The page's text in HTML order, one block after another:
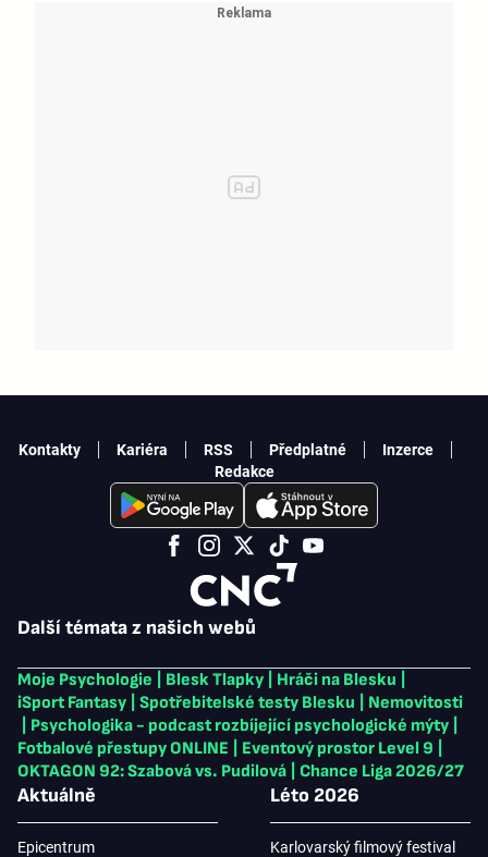
Další témata z našich webů
Moje Psychologie Blesk Tlapky Hráči na Blesku
iSport Fantasy
Spotřebitelské testy Blesku
Nemovitosti
Psychologika - podcast rozbíjející psychologické mýty
Fotbalové přestupy ONLINE
Eventový prostor Level 9
OKTAGON 92: Szabová vs. Pudilová
Chance Liga 2026/27
Aktuálně
Epicentrum
Léto 2026
Karlovarský filmový festival
Kontakty Kariéra RSS Předplatné
Inzerce
Redakce